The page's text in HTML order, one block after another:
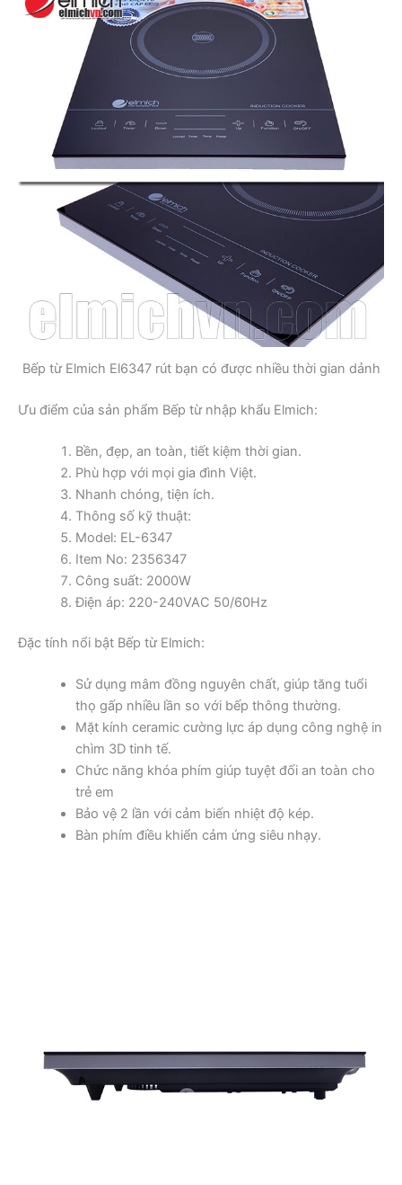
Bếp từ Elmich El6347 rút bạn có được nhiều thời gian dảnh
Ưu điểm của sản phẩm Bếp từ nhập khẩu Elmich:
Bền, đẹp, an toàn, tiết kiệm thời gian.
Phù hợp với mọi gia đình Việt.
Nhanh chóng, tiện ích.
Thông số kỹ thuật:
Model: EL-6347
Item No: 2356347
Công suất: 2000W
Điện áp: 220-240VAC 50/60Hz
Đặc tính nổi bật Bếp từ Elmich:
Sử dụng mâm đồng nguyên chất, giúp tăng tuổi
thọ gấp nhiều lần so với bếp thông thường.
Mặt kính ceramic cường lực áp dụng công nghệ in
chìm 3D tinh tế.
Chức năng khóa phím giúp tuyệt đối an toàn cho
trẻ em
Bảo vệ 2 lần với cảm biến nhiệt độ kép.
Bàn phím điều khiển cảm ứng siêu nhạy.